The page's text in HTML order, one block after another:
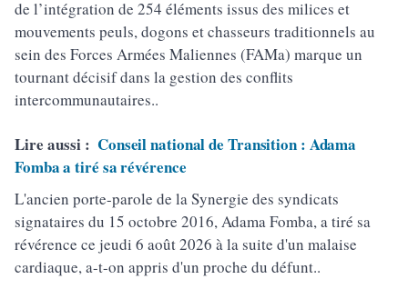
de l’intégration de 254 éléments issus des milices et
mouvements peuls, dogons et chasseurs traditionnels au
sein des Forces Armées Maliennes (FAMa) marque un
tournant décisif dans la gestion des conflits
intercommunautaires..
Lire aussi : Conseil national de Transition : Adama
Fomba a tiré sa révérence
L'ancien porte-parole de la Synergie des syndicats
signataires du 15 octobre 2016, Adama Fomba, a tiré sa
révérence ce jeudi 6 août 2026 à la suite d'un malaise
cardiaque, a-t-on appris d'un proche du défunt..